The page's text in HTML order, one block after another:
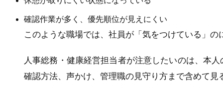
確認作業が多く、優先順位が見えにくい
このような職場では、社員が「気をつけている」
人事総務・健康経営担当者が注意したいのは、本
確認方法、声かけ、管理職の見守り方まで含めて見